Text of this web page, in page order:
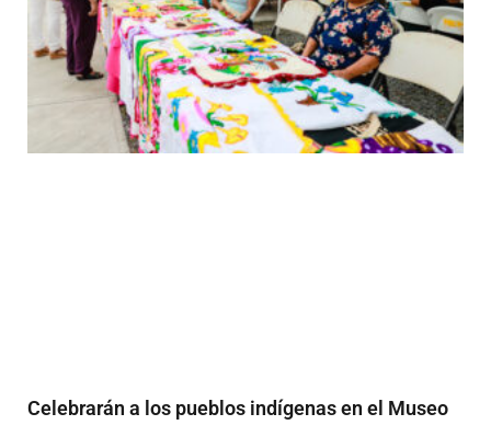
Celebrarán a los pueblos indígenas en el Museo